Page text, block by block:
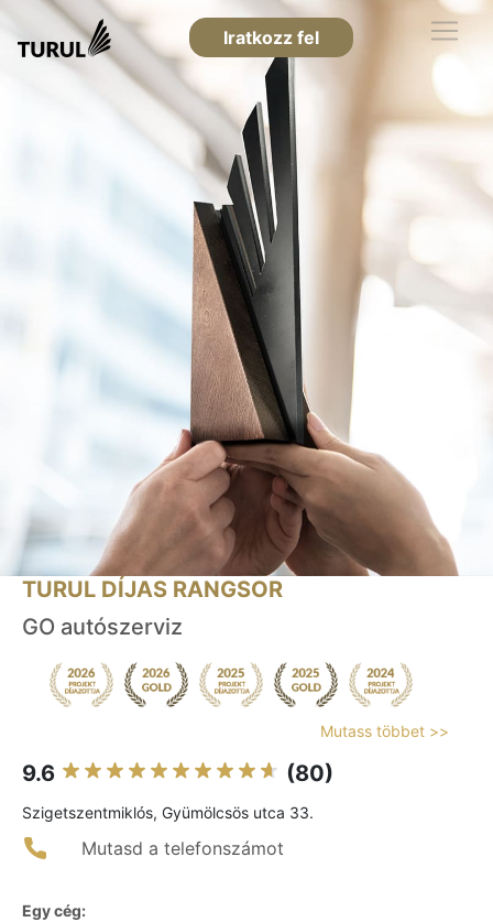
Iratkozz fel
TURUL DÍJAS RANGSOR
GO autószerviz
Mutass többet >>
9.6 (80)
Szigetszentmiklós, Gyümölcsös utca 33.
Mutasd a telefonszámot
Egy cég: